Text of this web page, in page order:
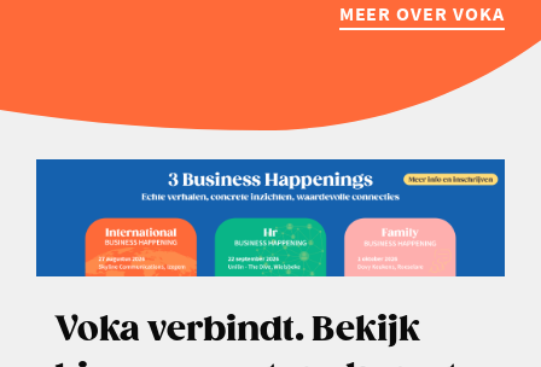
MEER OVER VOKA
Voka verbindt. Bekijk